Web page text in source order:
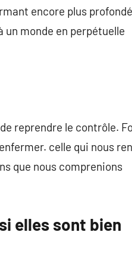
encore plus
monde en perpétuelle
reprendre le contrôle.
celle qui nous
que nous comprenions
elles sont bien